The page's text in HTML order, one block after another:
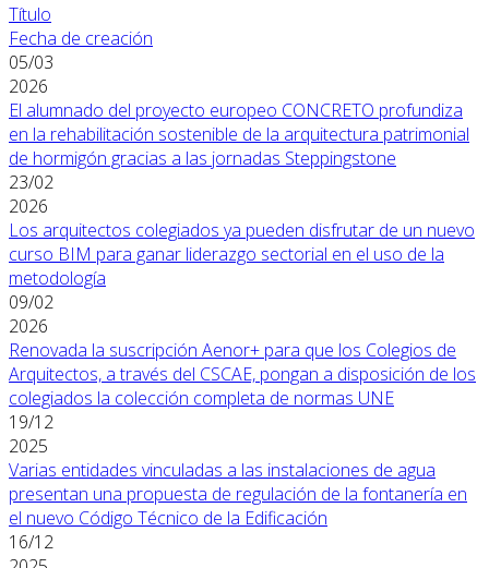
Título
Fecha de creación
05/03
2026
El alumnado del proyecto europeo CONCRETO profundiza
en la rehabilitación sostenible de la arquitectura patrimonial
de hormigón gracias a las jornadas Steppingstone
23/02
2026
Los arquitectos colegiados ya pueden disfrutar de un nuevo
curso BIM para ganar liderazgo sectorial en el uso de la
metodología
09/02
2026
Renovada la suscripción Aenor+ para que los Colegios de
Arquitectos, a través del CSCAE, pongan a disposición de los
colegiados la colección completa de normas UNE
19/12
2025
Varias entidades vinculadas a las instalaciones de agua
presentan una propuesta de regulación de la fontanería en
el nuevo Código Técnico de la Edificación
16/12